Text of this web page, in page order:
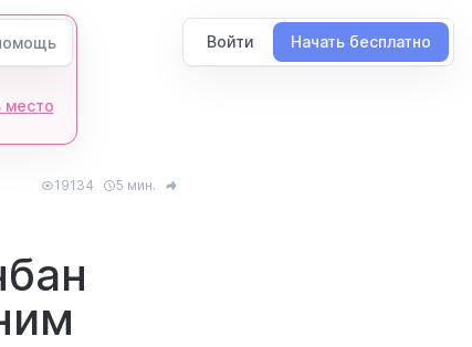
место
Войти Начать бесплатно
19134 5 мин.